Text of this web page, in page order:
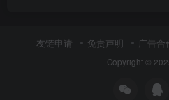
友链申请 免责声明 广告合
Copyright ©